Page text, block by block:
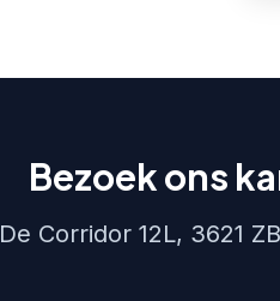
Bezoek ons
De Corridor 12L, 3621